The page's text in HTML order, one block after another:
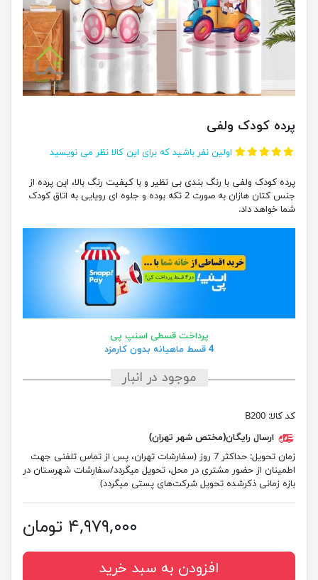
پرده کودک ولفی
اولین نفر باشید که برای این کالا نظر می نویسید
پرده کودک ولفی با رنگ بندی بی نظیر و با کیفیت رنگ بالا، این پرده از
جنس کتان هازان به صورت 2 تکه بوده و جلوه ای رویایی به اتاق کودک
شما خواهد داد.
پرداخت قسطی اسنپ پی
4 قسط ماهیانه بدون کارمزد
موجود در انبار
کد کالا: B200
ارسال رایگان(مختص شهر تهران)
زمان تحویل:
حداکثر 7 روز (سفارشات تهران، پس از تماس تلفنی جهت
اطمینان از حضور مشتری در محل، تحویل میگردد/سفارشات شهرستان در
بازه زمانی ذکرشده تحویل شرکت‌های پستی میگردد)
۴,۹۷۹,۰۰۰ تومان
افزودن به سبد خرید